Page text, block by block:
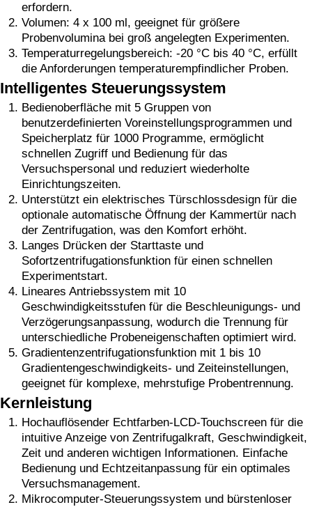
erfordern.
Volumen: 4 x 100 ml, geeignet für größere
Probenvolumina bei groß angelegten Experimenten.
Temperaturregelungsbereich: -20 °C bis 40 °C, erfüllt
die Anforderungen temperaturempfindlicher Proben.
Intelligentes Steuerungssystem
Bedienoberfläche mit 5 Gruppen von
benutzerdefinierten Voreinstellungsprogrammen und
Speicherplatz für 1000 Programme, ermöglicht
schnellen Zugriff und Bedienung für das
Versuchspersonal und reduziert wiederholte
Einrichtungszeiten.
Unterstützt ein elektrisches Türschlossdesign für die
optionale automatische Öffnung der Kammertür nach
der Zentrifugation, was den Komfort erhöht.
Langes Drücken der Starttaste und
Sofortzentrifugationsfunktion für einen schnellen
Experimentstart.
Lineares Antriebssystem mit 10
Geschwindigkeitsstufen für die Beschleunigungs- und
Verzögerungsanpassung, wodurch die Trennung für
unterschiedliche Probeneigenschaften optimiert wird.
Gradientenzentrifugationsfunktion mit 1 bis 10
Gradientengeschwindigkeits- und Zeiteinstellungen,
geeignet für komplexe, mehrstufige Probentrennung.
Kernleistung
Hochauflösender Echtfarben-LCD-Touchscreen für die
intuitive Anzeige von Zentrifugalkraft, Geschwindigkeit,
Zeit und anderen wichtigen Informationen. Einfache
Bedienung und Echtzeitanpassung für ein optimales
Versuchsmanagement.
Mikrocomputer-Steuerungssystem und bürstenloser